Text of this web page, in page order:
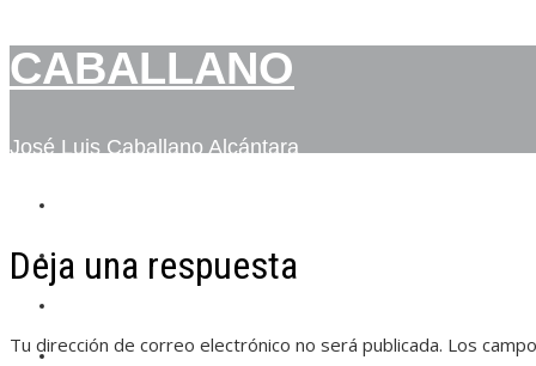
CABALLANO
José Luis Caballano Alcántara
BIO
CONTACTO
Deja una respuesta
Tu dirección de correo electrónico no será publicada. Los